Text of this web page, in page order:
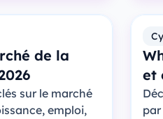
de la
sur le marché
emploi,
et